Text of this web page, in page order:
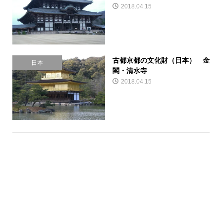
2018.04.15
日本
古都京都の文化財（日本） 金
閣・清水寺
2018.04.15